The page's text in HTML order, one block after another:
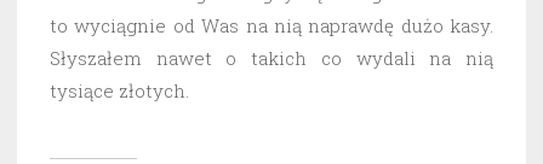
to wyciągnie od Was na nią naprawdę dużo kasy.
Słyszałem nawet o takich co wydali na nią
tysiące złotych.